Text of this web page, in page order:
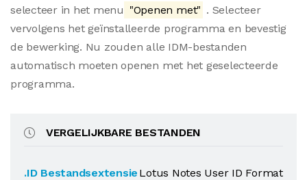
selecteer in het menu "Openen met" . Selecteer
vervolgens het geïnstalleerde programma en bevestig
de bewerking. Nu zouden alle IDM-bestanden
automatisch moeten openen met het geselecteerde
programma.
VERGELIJKBARE BESTANDEN
.ID Bestandsextensie Lotus Notes User ID Format